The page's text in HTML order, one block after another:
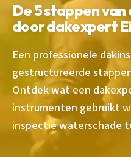
De 5 stappen
door dakexpert
Een professionele
gestructureerde
Ontdek wat een
instrumenten gebruikt
inspectie waterschade